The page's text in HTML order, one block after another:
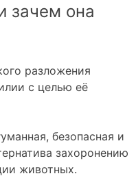
зачем она
разложения
с целью её
безопасная и
захоронению
животных.